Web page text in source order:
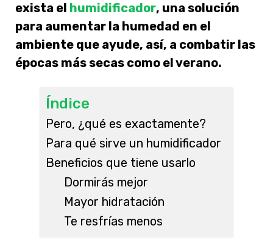
exista el humidificador, una solución
para aumentar la humedad en el
ambiente que ayude, así, a combatir las
épocas más secas como el verano.
Índice
Pero, ¿qué es exactamente?
Para qué sirve un humidificador
Beneficios que tiene usarlo
Dormirás mejor
Mayor hidratación
Te resfrías menos